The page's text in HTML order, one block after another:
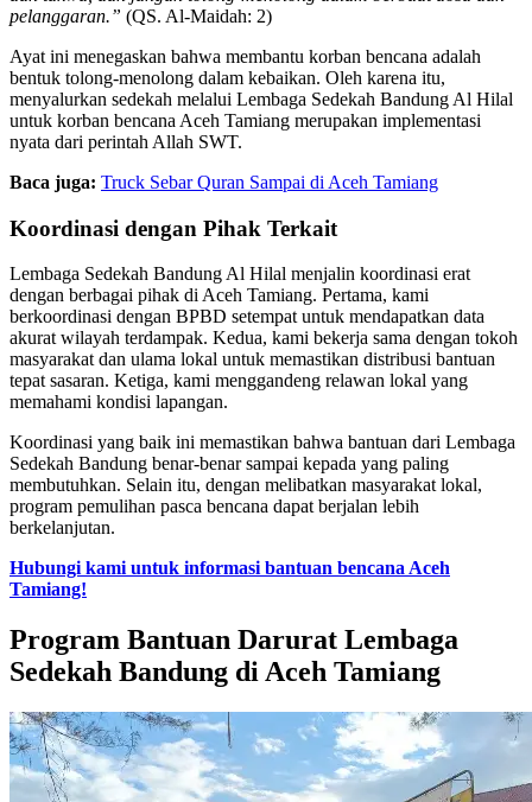
pelanggaran.” (QS. Al-Maidah: 2)
Ayat ini menegaskan bahwa membantu korban bencana adalah
bentuk tolong-menolong dalam kebaikan. Oleh karena itu,
menyalurkan sedekah melalui Lembaga Sedekah Bandung Al Hilal
untuk korban bencana Aceh Tamiang merupakan implementasi
nyata dari perintah Allah SWT.
Baca juga: Truck Sebar Quran Sampai di Aceh Tamiang
Koordinasi dengan Pihak Terkait
Lembaga Sedekah Bandung Al Hilal menjalin koordinasi erat
dengan berbagai pihak di Aceh Tamiang. Pertama, kami
berkoordinasi dengan BPBD setempat untuk mendapatkan data
akurat wilayah terdampak. Kedua, kami bekerja sama dengan tokoh
masyarakat dan ulama lokal untuk memastikan distribusi bantuan
tepat sasaran. Ketiga, kami menggandeng relawan lokal yang
memahami kondisi lapangan.
Koordinasi yang baik ini memastikan bahwa bantuan dari Lembaga
Sedekah Bandung benar-benar sampai kepada yang paling
membutuhkan. Selain itu, dengan melibatkan masyarakat lokal,
program pemulihan pasca bencana dapat berjalan lebih
berkelanjutan.
Hubungi kami untuk informasi bantuan bencana Aceh
Tamiang!
Program Bantuan Darurat Lembaga
Sedekah Bandung di Aceh Tamiang